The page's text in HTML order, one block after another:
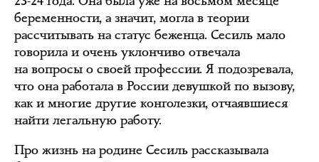
беременности, а значит, могла в теории
рассчитывать на статус беженца. Сесиль мало
говорила и очень уклончиво отвечала
на вопросы о своей профессии. Я подозревала,
что она работала в России девушкой по вызову,
как и многие другие конголезки, отчаявшиеся
найти легальную работу.
Про жизнь на родине Сесиль рассказывала